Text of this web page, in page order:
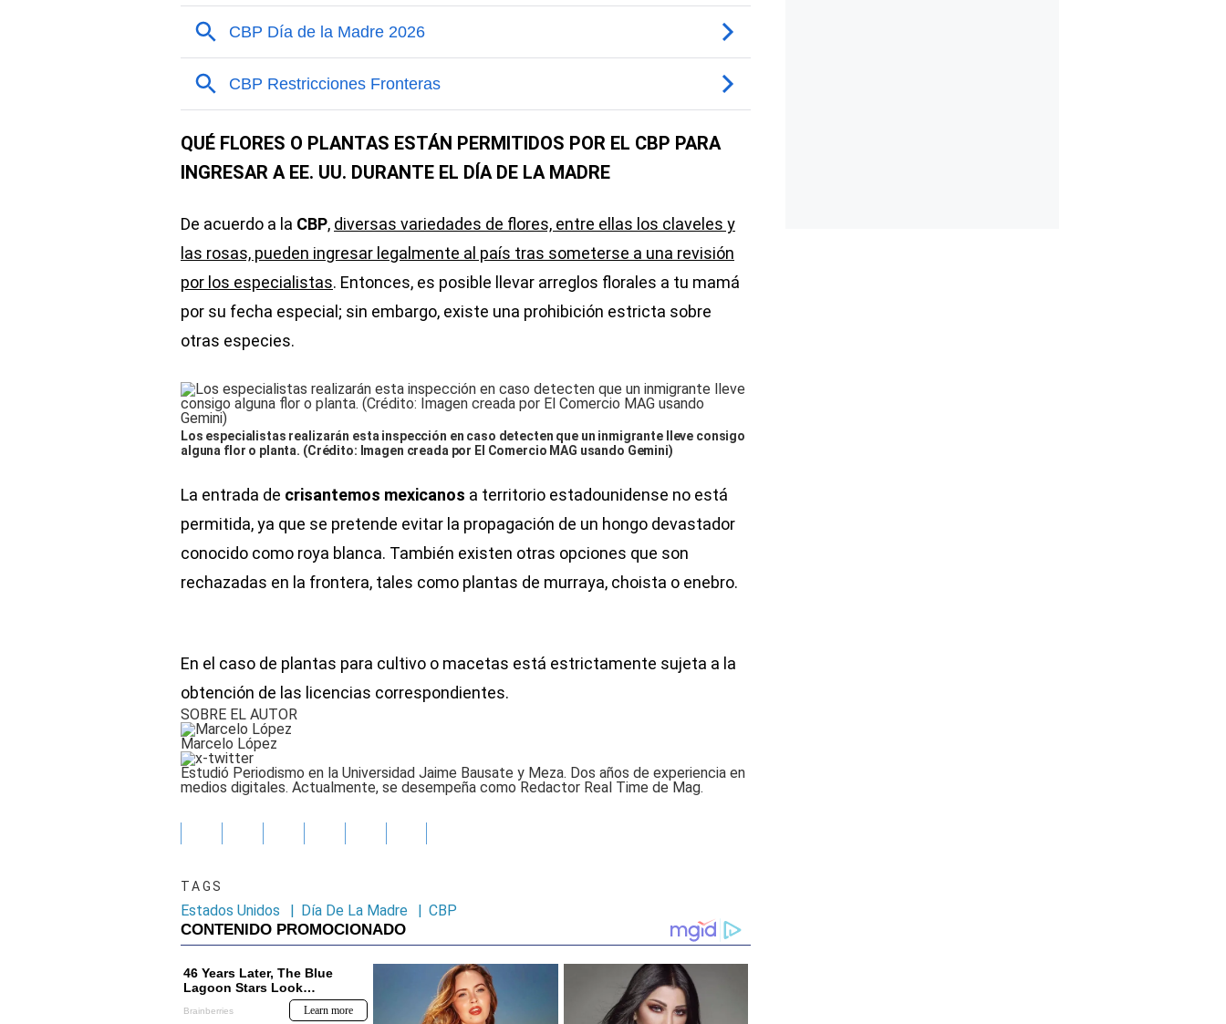
QUÉ FLORES O PLANTAS ESTÁN PERMITIDOS POR EL CBP PARA
INGRESAR A EE. UU. DURANTE EL DÍA DE LA MADRE
De acuerdo a la CBP, diversas variedades de flores, entre ellas los claveles y
las rosas, pueden ingresar legalmente al país tras someterse a una revisión
por los especialistas. Entonces, es posible llevar arreglos florales a tu mamá
por su fecha especial; sin embargo, existe una prohibición estricta sobre
otras especies.
Los especialistas realizarán esta inspección en caso detecten que un inmigrante lleve consigo
alguna flor o planta. (Crédito: Imagen creada por El Comercio MAG usando Gemini)
La entrada de crisantemos mexicanos a territorio estadounidense no está
permitida, ya que se pretende evitar la propagación de un hongo devastador
conocido como roya blanca. También existen otras opciones que son
rechazadas en la frontera, tales como plantas de murraya, choista o enebro.
En el caso de plantas para cultivo o macetas está estrictamente sujeta a la
obtención de las licencias correspondientes.
SOBRE EL AUTOR
Marcelo López
Estudió Periodismo en la Universidad Jaime Bausate y Meza. Dos años de experiencia en
medios digitales. Actualmente, se desempeña como Redactor Real Time de Mag.
TAGS
Estados Unidos | Día De La Madre | CBP